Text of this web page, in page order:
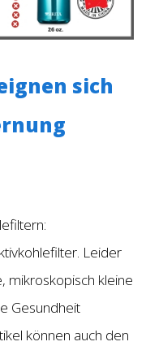
sich
Leider
mikroskopisch kleine
Gesundheit
können auch den